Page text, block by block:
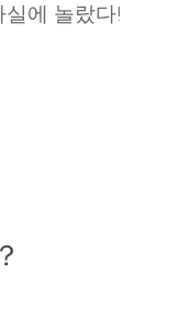
에 놀랐다!